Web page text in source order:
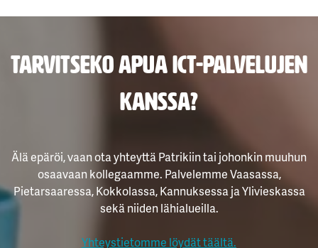
Tarvitseko apua ICT-palvelujen
kanssa?
Älä epäröi, vaan ota yhteyttä Patrikiin tai johonkin muuhun
osaavaan kollegaamme. Palvelemme Vaasassa,
Pietarsaaressa, Kokkolassa, Kannuksessa ja Ylivieskassa
sekä niiden lähialueilla.
Yhteystietomme löydät täältä.